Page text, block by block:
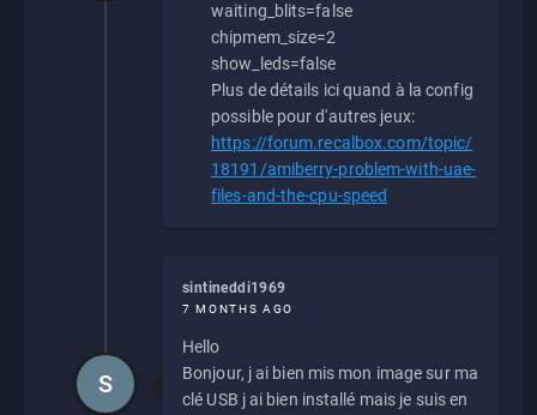
waiting_blits=false
chipmem_size=2
show_leds=false
Plus de détails ici quand à la config
possible pour d'autres jeux:
https://forum.recalbox.com/topic/
18191/amiberry-problem-with-uae-
files-and-the-cpu-speed
sintineddi1969
7 MONTHS AGO
Hello
Bonjour, j ai bien mis mon image sur ma
clé USB j ai bien installé mais je suis en
S